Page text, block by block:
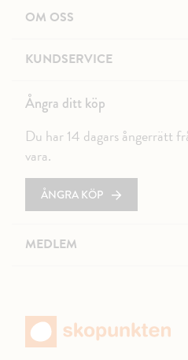
OM OSS
KUNDSERVICE
Ångra ditt köp
Du har 14 dagars ångerrätt
vara.
ÅNGRA KÖP
MEDLEM